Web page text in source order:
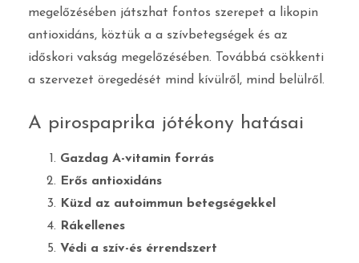
megelőzésében játszhat fontos szerepet a likopin
antioxidáns, köztük a a szívbetegségek és az
időskori vakság megelőzésében. Továbbá csökkenti
a szervezet öregedését mind kívülről, mind belülről.
A pirospaprika jótékony hatásai
Gazdag A-vitamin forrás
Erős antioxidáns
Küzd az autoimmun betegségekkel
Rákellenes
Védi a szív-és érrendszert